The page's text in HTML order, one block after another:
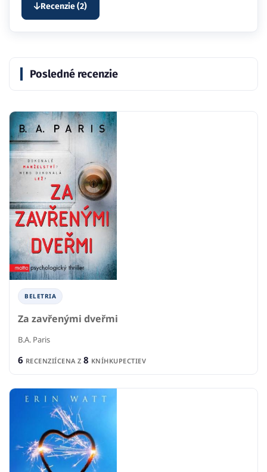
Recenzie (2)
Posledné recenzie
BELETRIA
Za zavřenými dveřmi
B.A. Paris
6 RECENZIÍCENA Z 8 KNÍHKUPECTIEV